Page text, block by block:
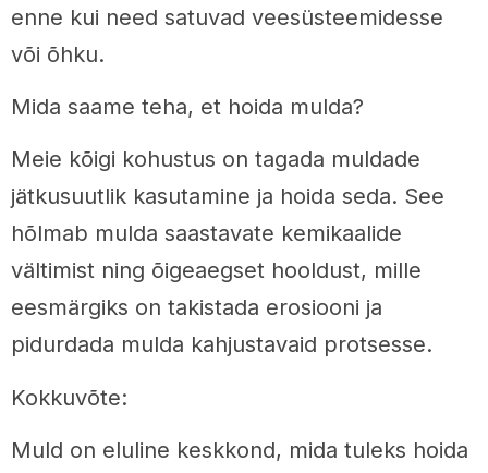
enne kui need satuvad veesüsteemidesse
või õhku.
Mida saame teha, et hoida mulda?
Meie kõigi kohustus on tagada muldade
jätkusuutlik kasutamine ja hoida seda. See
hõlmab mulda saastavate kemikaalide
vältimist ning õigeaegset hooldust, mille
eesmärgiks on takistada erosiooni ja
pidurdada mulda kahjustavaid protsesse.
Kokkuvõte:
Muld on eluline keskkond, mida tuleks hoida